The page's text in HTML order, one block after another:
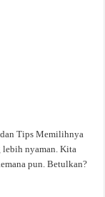
Tips Memilihnya
lebih nyaman. Kita
pun. Betulkan?